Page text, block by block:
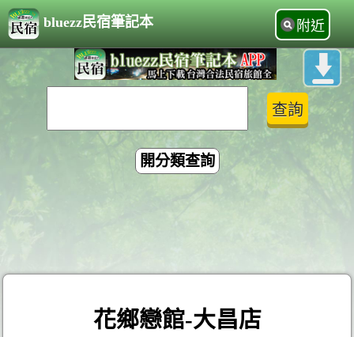
bluezz民宿筆記本 附近
開分類查詢
花鄉戀館-大昌店